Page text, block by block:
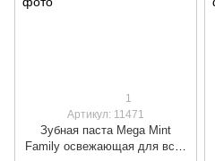
1
Артикул: 11471
Зубная паста Mega Мint
Family освежающая для всей